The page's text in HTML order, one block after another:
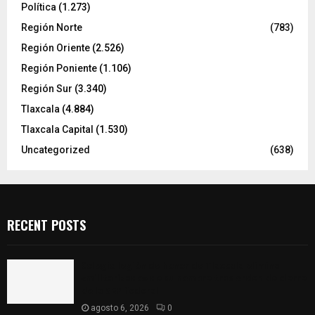
Política (1.273)
Región Norte
(783)
Región Oriente (2.526)
Región Poniente (1.106)
Región Sur (3.340)
Tlaxcala (4.884)
Tlaxcala Capital (1.530)
Uncategorized
(638)
RECENT POSTS
agosto 6, 2026 0